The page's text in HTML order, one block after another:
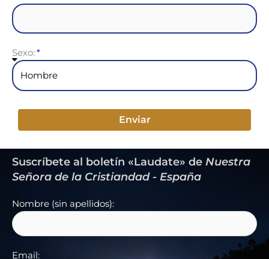
Sexo:
Enviar
Suscríbete al boletín «Laudate» de Nuestra
Señora de la Cristiandad - España
Nombre (sin apellidos):
Email: